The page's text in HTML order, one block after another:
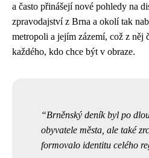
a často přinášejí nové pohledy na
zpravodajství z Brna a okolí tak
metropoli a jejím zázemí, což z něj
každého, kdo chce být v obraze.
Brněnský deník byl po
obyvatele města, ale také
formovalo identitu celého